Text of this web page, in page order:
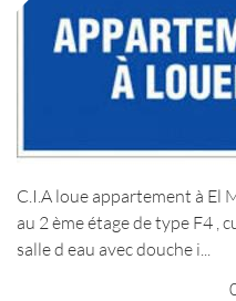
C.I.A loue appartement à El
au 2 ème étage de type F4 ,
salle d eau avec douche i...